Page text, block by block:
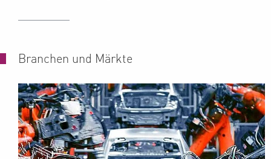
Branchen und Märkte